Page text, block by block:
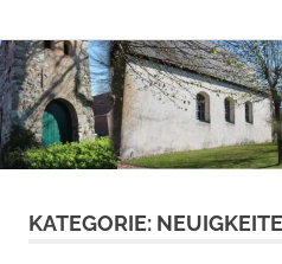
Zum
Inhalt
springen
KATEGORIE: